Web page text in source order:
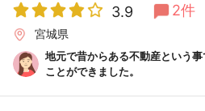
3.9 2件
宮城県
地元で昔からある不動産という
ことができました。